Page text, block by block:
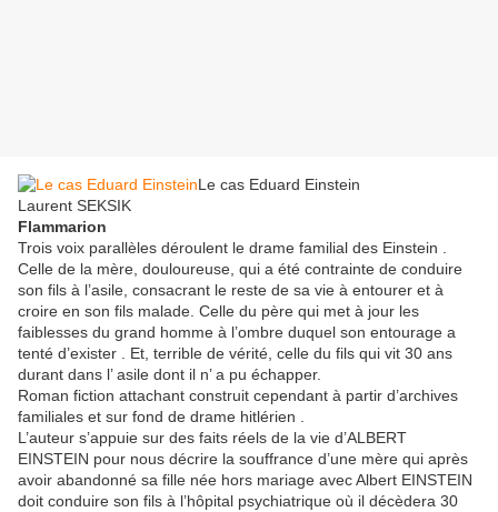
Le cas Eduard Einstein
Laurent SEKSIK
Flammarion
Trois voix parallèles déroulent le drame familial des Einstein .
Celle de la mère, douloureuse, qui a été contrainte de conduire
son fils à l’asile, consacrant le reste de sa vie à entourer et à
croire en son fils malade. Celle du père qui met à jour les
faiblesses du grand homme à l’ombre duquel son entourage a
tenté d’exister . Et, terrible de vérité, celle du fils qui vit 30 ans
durant dans l’ asile dont il n’ a pu échapper.
Roman fiction attachant construit cependant à partir d’archives
familiales et sur fond de drame hitlérien .
L’auteur s’appuie sur des faits réels de la vie d’ALBERT
EINSTEIN pour nous décrire la souffrance d’une mère qui après
avoir abandonné sa fille née hors mariage avec Albert EINSTEIN
doit conduire son fils à l’hôpital psychiatrique où il décèdera 30